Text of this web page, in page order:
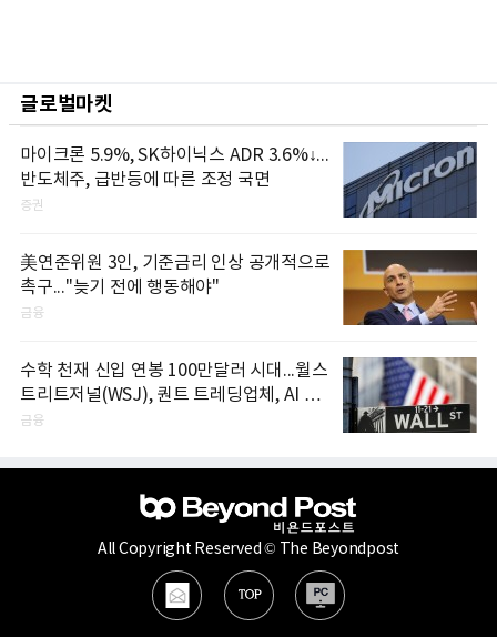
글로벌마켓
마이크론 5.9%, SK하이닉스 ADR 3.6%↓...
반도체주, 급반등에 따른 조정 국면
증권
美연준위원 3인, 기준금리 인상 공개적으로
촉구..."늦기 전에 행동해야"
금융
수학 천재 신입 연봉 100만달러 시대...월스
트리트저널(WSJ), 퀀트 트레딩업체, AI 기
업들 인재 확보 경쟁
금융
All Copyright Reserved © The Beyondpost